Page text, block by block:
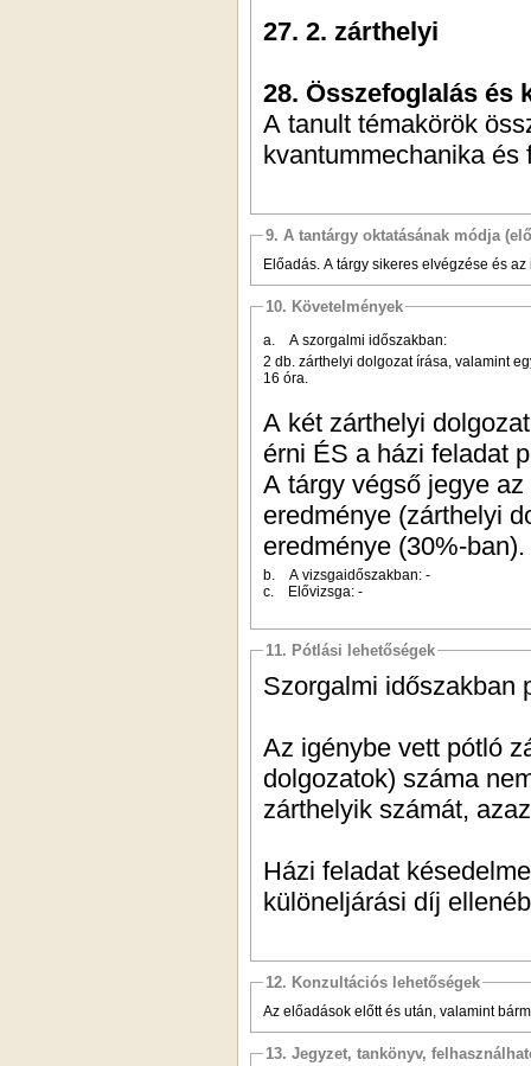
27. 2. zárthelyi
28. Összefoglalás és
A tanult témakörök
kvantummechanika és
9. A tantárgy oktatásának módja
Előadás. A tárgy sikeres elvégzése és
10. Követelmények
a. A szorgalmi időszakban:
2 db. zárthelyi dolgozat írása, valamint
16 óra.
A két zárthelyi
érni ÉS a házi feladat
A tárgy végső jegye
eredménye (zárthelyi
eredménye (30%-ban).
b. A vizsgaidőszakban: -
c. Elővizsga: -
11. Pótlási lehetőségek
Szorgalmi időszakban
Az igénybe vett pótló
dolgozatok) száma
zárthelyik számát,
Házi feladat
különeljárási díj
12. Konzultációs lehetőségek
Az előadások előtt és után, valamint
13. Jegyzet, tankönyv,